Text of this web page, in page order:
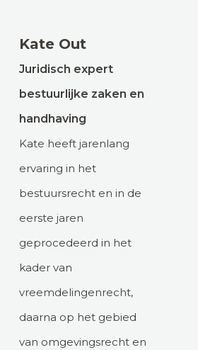
Kate Out
Juridisch expert
bestuurlijke zaken en
handhaving
Kate heeft jarenlang
ervaring in het
bestuursrecht en in de
eerste jaren
geprocedeerd in het
kader van
vreemdelingenrecht,
daarna op het gebied
van omgevingsrecht en